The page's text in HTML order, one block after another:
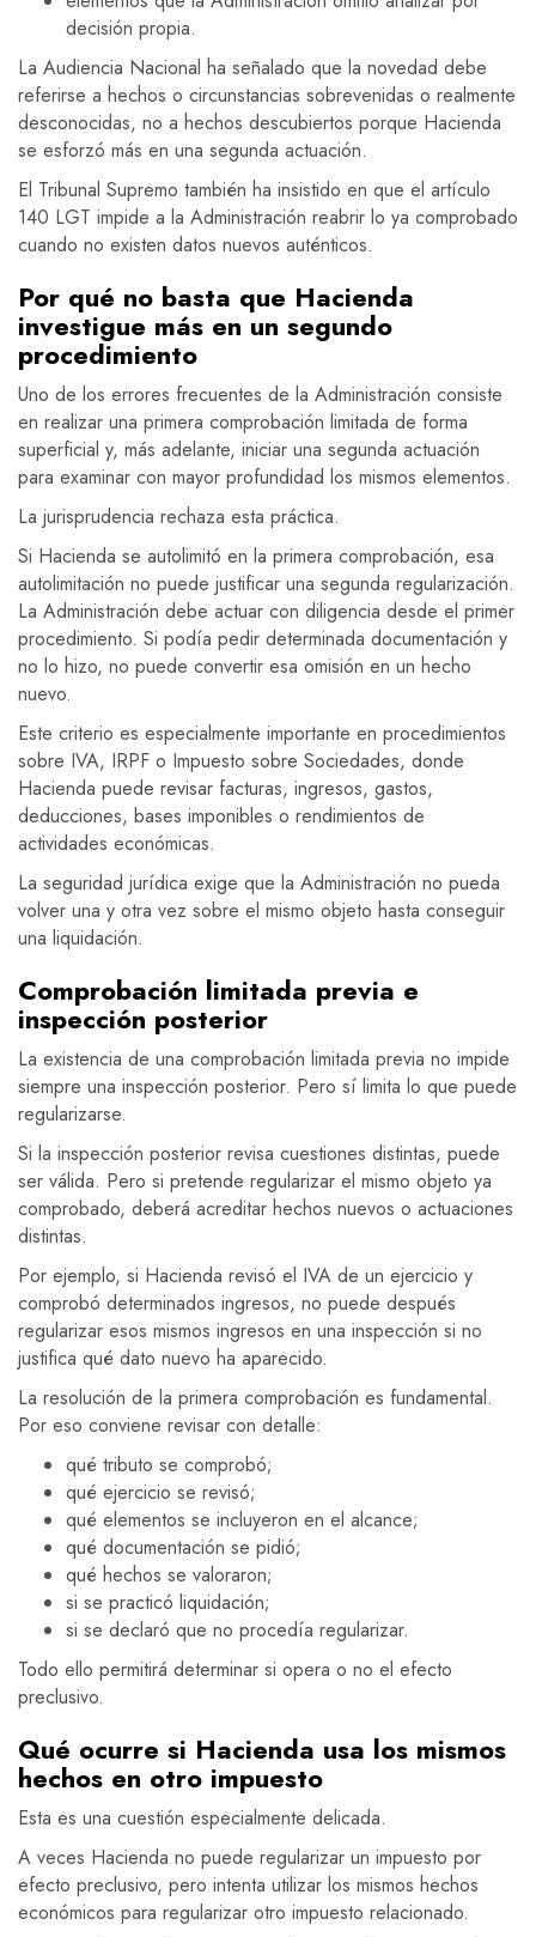
decisión propia.
La Audiencia Nacional ha señalado que la novedad debe
referirse a hechos o circunstancias sobrevenidas o realmente
desconocidas, no a hechos descubiertos porque Hacienda
se esforzó más en una segunda actuación.
El Tribunal Supremo también ha insistido en que el artículo
140 LGT impide a la Administración reabrir lo ya comprobado
cuando no existen datos nuevos auténticos.
Por qué no basta que Hacienda
investigue más en un segundo
procedimiento
Uno de los errores frecuentes de la Administración consiste
en realizar una primera comprobación limitada de forma
superficial y, más adelante, iniciar una segunda actuación
para examinar con mayor profundidad los mismos elementos.
La jurisprudencia rechaza esta práctica.
Si Hacienda se autolimitó en la primera comprobación, esa
autolimitación no puede justificar una segunda regularización.
La Administración debe actuar con diligencia desde el primer
procedimiento. Si podía pedir determinada documentación y
no lo hizo, no puede convertir esa omisión en un hecho
nuevo.
Este criterio es especialmente importante en procedimientos
sobre IVA, IRPF o Impuesto sobre Sociedades, donde
Hacienda puede revisar facturas, ingresos, gastos,
deducciones, bases imponibles o rendimientos de
actividades económicas.
La seguridad jurídica exige que la Administración no pueda
volver una y otra vez sobre el mismo objeto hasta conseguir
una liquidación.
Comprobación limitada previa e
inspección posterior
La existencia de una comprobación limitada previa no impide
siempre una inspección posterior. Pero sí limita lo que puede
regularizarse.
Si la inspección posterior revisa cuestiones distintas, puede
ser válida. Pero si pretende regularizar el mismo objeto ya
comprobado, deberá acreditar hechos nuevos o actuaciones
distintas.
Por ejemplo, si Hacienda revisó el IVA de un ejercicio y
comprobó determinados ingresos, no puede después
regularizar esos mismos ingresos en una inspección si no
justifica qué dato nuevo ha aparecido.
La resolución de la primera comprobación es fundamental.
Por eso conviene revisar con detalle:
qué tributo se comprobó;
qué ejercicio se revisó;
qué elementos se incluyeron en el alcance;
qué documentación se pidió;
qué hechos se valoraron;
si se practicó liquidación;
si se declaró que no procedía regularizar.
Todo ello permitirá determinar si opera o no el efecto
preclusivo.
Qué ocurre si Hacienda usa los mismos
hechos en otro impuesto
Esta es una cuestión especialmente delicada.
A veces Hacienda no puede regularizar un impuesto por
efecto preclusivo, pero intenta utilizar los mismos hechos
económicos para regularizar otro impuesto relacionado.